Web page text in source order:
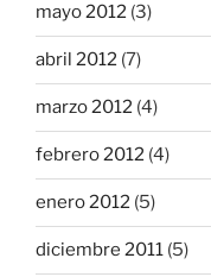
mayo 2012 (3)
abril 2012 (7)
marzo 2012 (4)
febrero 2012 (4)
enero 2012 (5)
diciembre 2011 (5)